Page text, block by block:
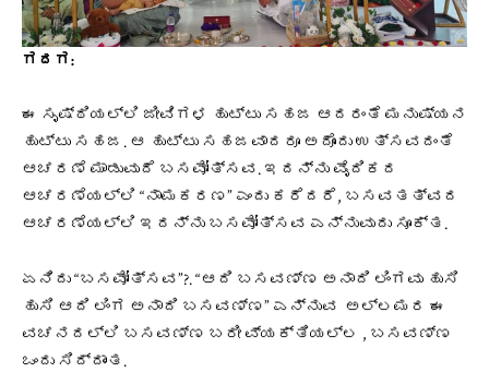
ಗದಗ:
ಈ ಸೃಷ್ಠಿಯಲ್ಲಿ ಜೀವಿಗಳ ಹುಟ್ಟು ಸಹಜ ಆದರಂತೆ ಮನುಷ್ಯನ
ಹುಟ್ಟು ಸಹಜ. ಆ ಹುಟ್ಟು ಸಹಜವಾದರೂ ಅದೊಂದು ಉತ್ಸವದಂತೆ
ಆಚರಣೆ ಮಾಡುವುದೆ ಬಸವೋತ್ಸವ. ಇದನ್ನು ವೈದಿಕದ
ಆಚರಣೆಯಲ್ಲಿ “ನಾಮಕರಣ” ಎಂದು ಕರೆದರೆ, ಬಸವತತ್ವದ
ಆಚರಣೆಯಲ್ಲಿ ಇದನ್ನು ಬಸವೋತ್ಸವ ಎನ್ನುವುದು ಸೂಕ್ತ.
ಏನಿದು “ಬಸವೋತ್ಸವ”?. “ಆದಿ ಬಸವಣ್ಣ ಅನಾದಿ ಲಿಂಗವು ಹುಸಿ
ಹುಸಿ ಆದಿ ಲಿಂಗ ಅನಾದಿ ಬಸವಣ್ಣ” ಎನ್ನುವ ಅಲ್ಲಮರ ಈ
ವಚನದಲ್ಲಿ ಬಸವಣ್ಣ ಬರೀ ವ್ಯಕ್ತಿಯಲ್ಲ , ಬಸವಣ್ಣ
ಒಂದು ಸಿದ್ದಾಂತ.